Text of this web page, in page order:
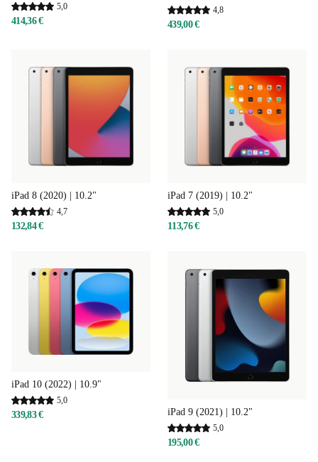
5,0
414,36 €
4,8
439,00 €
iPad 8 (2020) | 10.2"
4,7
132,84 €
iPad 7 (2019) | 10.2"
5,0
113,76 €
iPad 10 (2022) | 10.9"
5,0
339,83 € iPad 9 (2021) | 10.2"
5,0
195,00 €